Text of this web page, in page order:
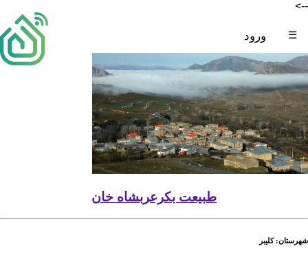
-->
ورود ☰
طبیعت بکرعربشاه خان
شهرستان: کلیبر